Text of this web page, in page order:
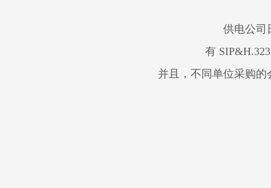
供电公司
有
并且，不同单位采购